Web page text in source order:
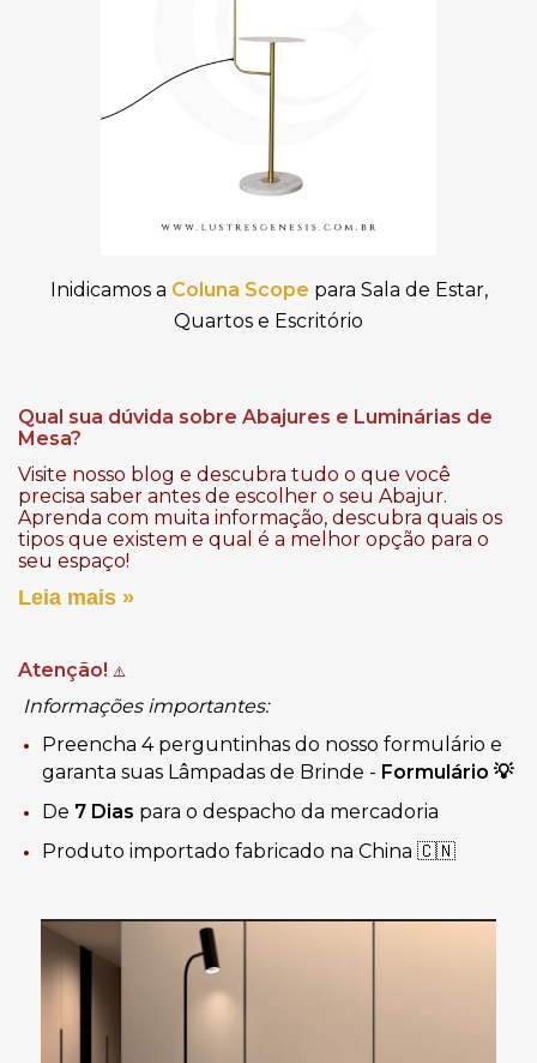
Inidicamos a Coluna Scope para Sala de Estar,
Quartos e Escritório
Qual sua dúvida sobre Abajures e Luminárias de
Mesa?
Visite nosso blog e descubra tudo o que você
precisa saber antes de escolher o seu Abajur.
Aprenda com muita informação, descubra quais os
tipos que existem e qual é a melhor opção para o
seu espaço!
Leia mais »
Atenção! ⚠️
Informações importantes:
Preencha 4 perguntinhas do nosso formulário e
garanta suas Lâmpadas de Brinde - Formulário 💡
De 7 Dias para o despacho da mercadoria
Produto importado fabricado na China 🇨🇳